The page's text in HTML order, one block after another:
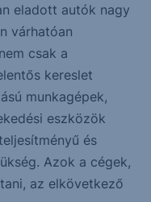
eladott autók nagy
várhatóan
csak a
kereslet
munkagépek,
eszközök
és
Azok a cégek,
az elkövetkező